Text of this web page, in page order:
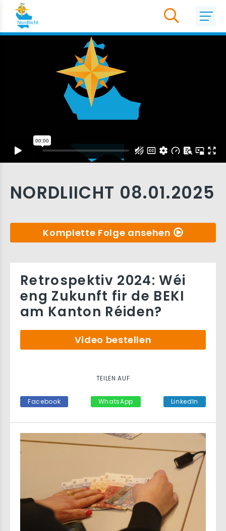
NORDLIICHT 08.01.2025
Komplette Folge ansehen
Retrospektiv 2024: Wéi
eng Zukunft fir de BEKI
am Kanton Réiden?
Video bestellen
TEILEN AUF
Facebook WhatsApp LinkedIn